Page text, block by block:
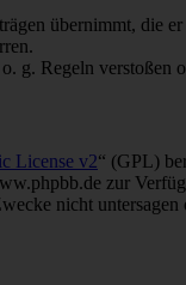
übernimmt, die
g. Regeln
License v2“ (GPL)
zur
nicht